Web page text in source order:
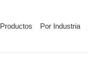
Productos Por Industria